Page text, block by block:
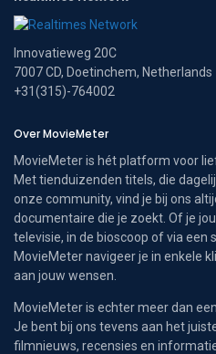
Innovatieweg 20C
7007 CD, Doetinchem, Netherlands
+31(315)-764002
Over MovieMeter
MovieMeter is hét platform voor
Met tienduizenden titels, die
onze community, vind je bij ons
documentaire die je zoekt. Of je
televisie, in de bioscoop of via een
MovieMeter navigeer je in enkele
aan jouw wensen.
MovieMeter is echter meer dan
Je bent bij ons tevens aan het
filmnieuws, recensies en